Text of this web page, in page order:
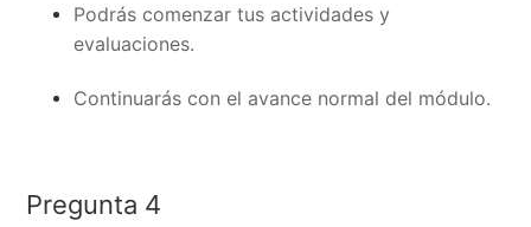
Podrás comenzar tus actividades y
evaluaciones.
Continuarás con el avance normal del módulo.
Pregunta 4